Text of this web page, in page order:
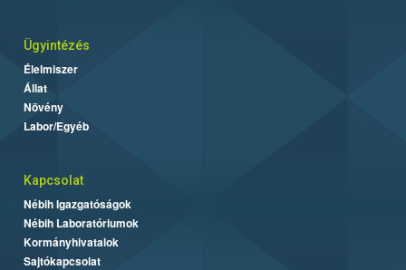
Ügyintézés
Élelmiszer
Állat
Növény
Labor/Egyéb
Kapcsolat
Nébih Igazgatóságok
Nébih Laboratóriumok
Kormányhivatalok
Sajtókapcsolat